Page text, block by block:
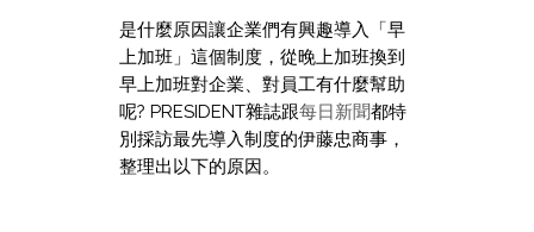
是什麼原因讓企業們有興趣導入「早
上加班」這個制度，從晚上加班換到
早上加班對企業、對員工有什麼幫助
呢? PRESIDENT雜誌跟每日新聞都特
別採訪最先導入制度的伊藤忠商事，
整理出以下的原因。